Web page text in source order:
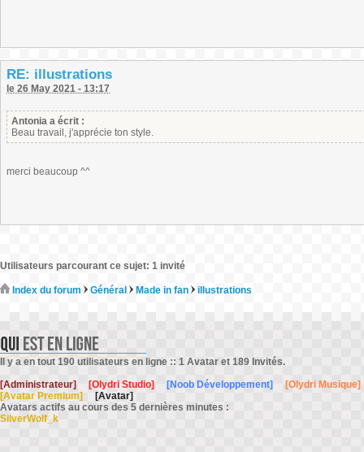
RE: illustrations
le 26 May 2021 - 13:17
Antonia a écrit :
Beau travail, j'apprécie ton style.
merci beaucoup ^^
Utilisateurs parcourant ce sujet: 1 invité
Index du forum Général Made in fan illustrations
Il y a en tout 190 utilisateurs en ligne :: 1 Avatar et 189 Invités.
[Administrateur]
[Olydri Studio] [Noob Développement]
[Olydri Musique]
[Avatar Premium]
[Avatar]
Avatars actifs au cours des 5 dernières minutes :
SilverWolf_k